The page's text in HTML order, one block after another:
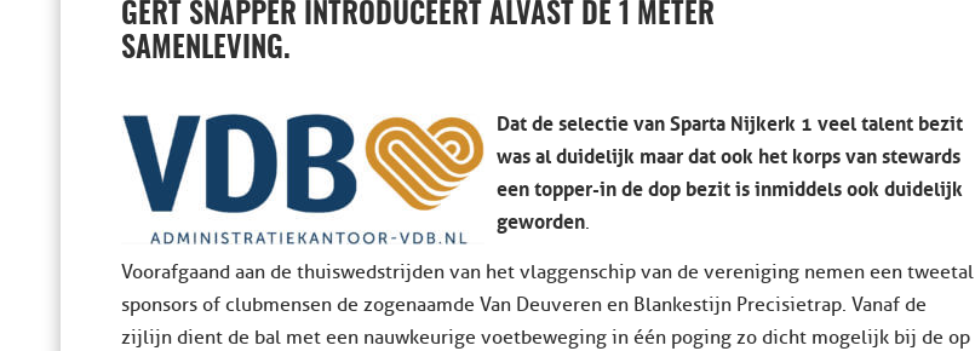
GERT SNAPPER INTRODUCEERT ALVAST DE 1 METER
SAMENLEVING.
Dat de selectie van Sparta Nijkerk 1 veel talent bezit
was al duidelijk maar dat ook het korps van stewards
een topper-in de dop bezit is inmiddels ook duidelijk
geworden.
Voorafgaand aan de thuiswedstrijden van het vlaggenschip van de vereniging nemen een tweetal
sponsors of clubmensen de zogenaamde Van Deuveren en Blankestijn Precisietrap. Vanaf de
zijlijn dient de bal met een nauwkeurige voetbeweging in één poging zo dicht mogelijk bij de op